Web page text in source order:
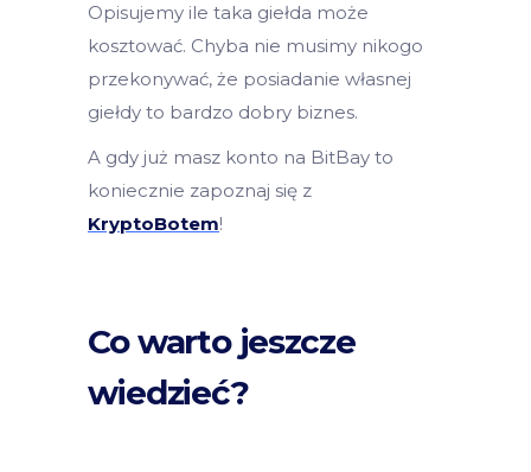
Opisujemy ile taka giełda może
kosztować. Chyba nie musimy nikogo
przekonywać, że posiadanie własnej
giełdy to bardzo dobry biznes.
A gdy już masz konto na BitBay to
koniecznie zapoznaj się z
KryptoBotem!
Co warto jeszcze
wiedzieć?